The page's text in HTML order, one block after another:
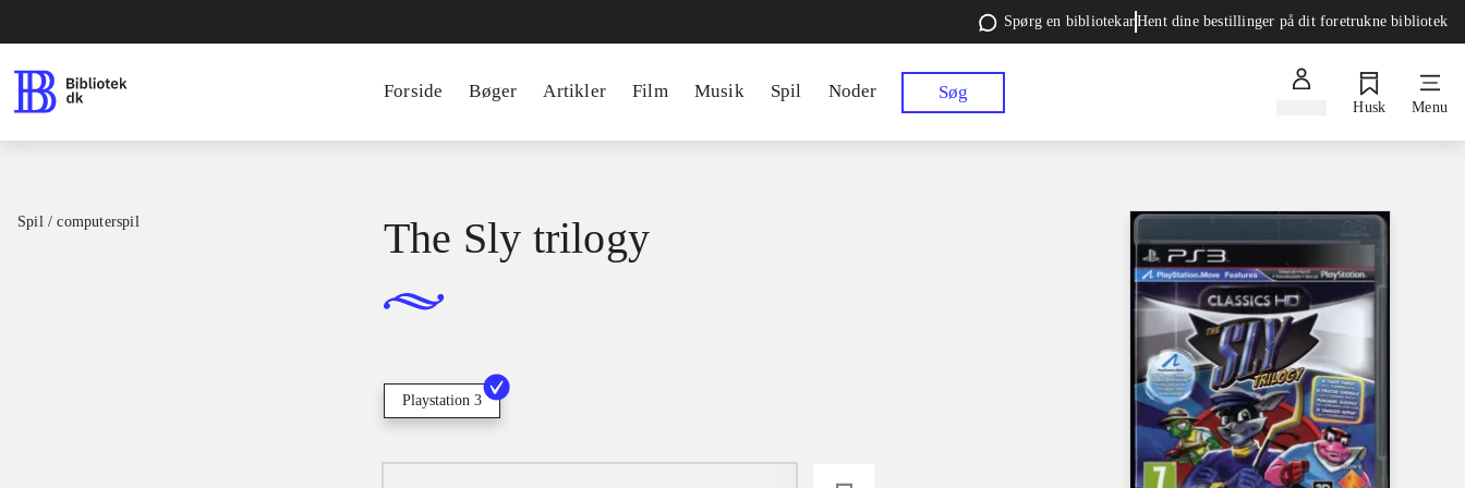
Spørg en bibliotekarHent dine bestillinger på dit foretrukne bibliotek
Forside Bøger Artikler Film Musik Spil Noder Søg
Husk Menu
Spil / computerspil The Sly trilogy
Playstation 3